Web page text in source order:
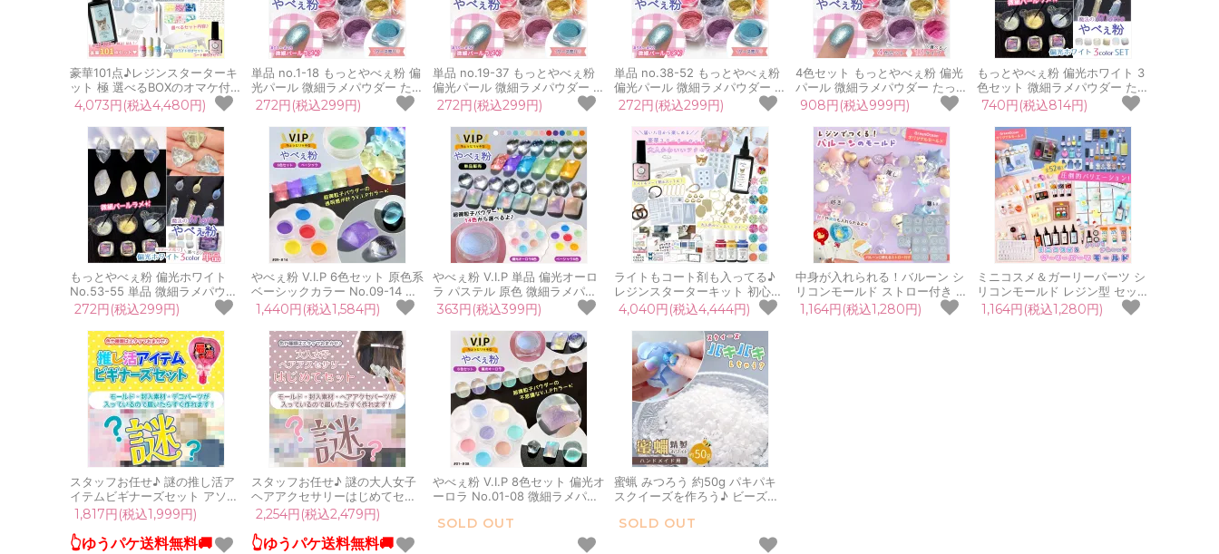
豪華101点♪レジンスターターキ
ット 極 選べるBOXのオマケ付
UVレジン モールド 封入 初心者
スターターセット スタートセッ
ト プレゼント ギフト クリスマ
4,073円(税込4,480円)
単品 no.1-18 もっとやべぇ粉 偏
光パール 微細ラメパウダー たっ
ぷりBIGケース入り♪ レジン液
着色剤 着色料 ミラーパウダー
カラー 微粒子 ネイル
272円(税込299円)
単品 no.19-37 もっとやべぇ粉
偏光パール 微細ラメパウダー た
っぷりBIGケース入り♪ レジン液
着色剤 着色料 ミラーパウダー
カラー 微粒子 ネイル
272円(税込299円)
単品 no.38-52 もっとやべぇ粉
偏光パール 微細ラメパウダー た
っぷりBIGケース入り♪ レジン液
着色剤 着色料 ミラーパウダー
カラー 微粒子 ネイル
272円(税込299円)
4色セット もっとやべぇ粉 偏光
パール 微細ラメパウダー たっぷ
りBIGケース入り♪ レジン液 着
色剤 着色料 ミラーパウダー カ
ラー 高発色 微粒子 ジェルネイ
908円(税込999円)
もっとやべぇ粉 偏光ホワイト 3
色セット 微細ラメパウダー たっ
ぷりBIGケース入り♪ 白 レジン
液 着色剤 着色料 カラー 高発色
微粒子 手芸 ジェルネイル
740円(税込814円)
もっとやべぇ粉 偏光ホワイト
No.53-55 単品 微細ラメパウダ
ー たっぷりBIGケース入り♪ 白
レジン液 着色剤 着色料 カラー
微粒子 手芸 ネイル
272円(税込299円)
やべぇ粉 V.I.P 6色セット 原色系
ベーシックカラー No.09-14 微
細ラメパウダー ビップ 高級感
リッチ レジン液 着色剤 着色料
カラー 微粒子 UVレジン 手芸
ネイル
1,440円(税込1,584円)
やべぇ粉 V.I.P 単品 偏光オーロ
ラ パステル 原色 微細ラメパウ
ダー ビップ 高級感 リッチ レジ
ン液 着色剤 着色料 カラー 微粒
子 UVレジン 手芸 ネイル
363円(税込399円)
ライトもコート剤も入ってる♪
レジンスターターキット 初心者
説明書 豪華 アクセサリー 子供
女の子 女子 高学年 中学生 大人
プレゼント 送料無料
4,040円(税込4,444円)
中身が入れられる！バルーン シ
リコンモールド ストロー付き レ
ジン型 セット 風船 スティック
バルーン 推し活 UVレジン クラ
1,164円(税込1,280円)
ミニコスメ＆ガーリーパーツ シ
リコンモールド レジン型 セット
パッケージモールドに入る デコ
パーツ ミニチュア UVレジン
1,164円(税込1,280円)
スタッフお任せ♪ 謎の推し活ア
イテムビギナーズセット アソー
ト ランダム 詰め合わせ うちわ
シェイカー パーツ キット
GreenOcean
1,817円(税込1,999円)
👆ゆうパケ送料無料🚚
スタッフお任せ♪ 謎の大人女子
ヘアアクセサリーはじめてセッ
ト アソート ランダム 詰め合わ
せ バレッタ クリップ キット
GreenOcean
2,254円(税込2,479円)
👆ゆうパケ送料無料🚚
やべぇ粉 V.I.P 8色セット 偏光オ
ーロラ No.01-08 微細ラメパウ
ッチ レジン液 着色剤 着色料 カ
ラー 微粒子 UVレジン 手芸 ネ
SOLD OUT
蜜蝋 みつろう 約50g パキパキ
スクイーズを作ろう♪ ビーズワ
手作り ミツロウラップ キャンド
ル 粒状 ハンドメイド 手芸 クラ
SOLD OUT